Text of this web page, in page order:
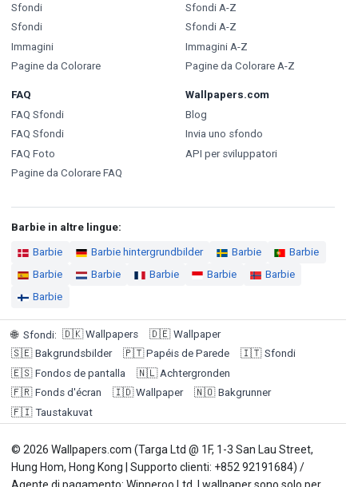
Sfondi
Sfondi
Immagini
Pagine da Colorare
Sfondi A-Z
Sfondi A-Z
Immagini A-Z
Pagine da Colorare A-Z
FAQ
FAQ Sfondi
FAQ Sfondi
FAQ Foto
Pagine da Colorare FAQ
Wallpapers.com
Blog
Invia uno sfondo
API per sviluppatori
Barbie in altre lingue:
Barbie Barbie hintergrundbilder Barbie
Barbie
Barbie
Barbie Barbie Barbie
Barbie
Barbie
🌐 Sfondi: 🇩🇰 Wallpapers 🇩🇪 Wallpaper
🇸🇪 Bakgrundsbilder 🇵🇹 Papéis de Parede 🇮🇹 Sfondi
🇪🇸 Fondos de pantalla 🇳🇱 Achtergronden
🇫🇷 Fonds d'écran 🇮🇩 Wallpaper 🇳🇴 Bakgrunner
🇫🇮 Taustakuvat
© 2026 Wallpapers.com (Targa Ltd @ 1F, 1-3 San Lau Street,
Hung Hom, Hong Kong | Supporto clienti: +852 92191684) /